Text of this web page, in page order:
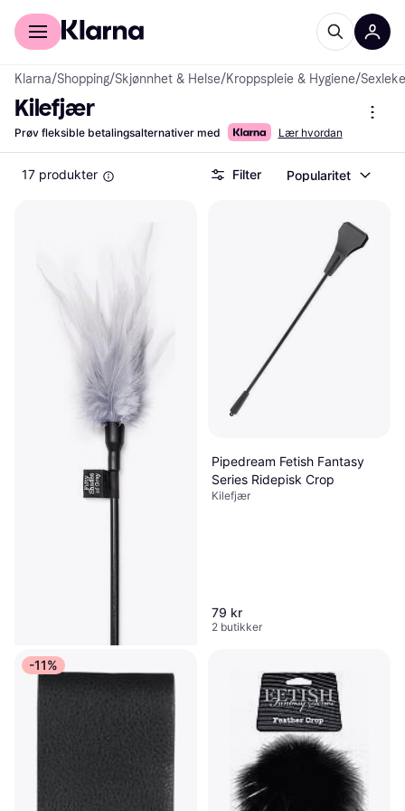
For kunder
Klarna/Shopping/Skjønnhet & Helse/Kroppspleie & Hygiene/
Kilefjær
Prøv fleksible betalingsalternativer med Lær hvordan
17 produkter Filter Popularitet
Pipedream Fetish Fantasy
Series Ridepisk Crop
Kilefjær
79 kr
2 butikker
-11%